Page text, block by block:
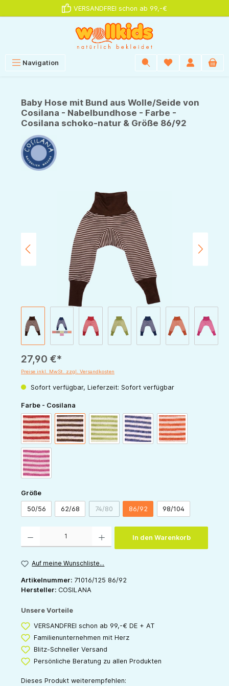
VERSANDFREI schon ab 99,-€
Navigation
Baby Hose mit Bund aus Wolle/Seide von
Cosilana - Nabelbundhose - Farbe -
Cosilana schoko-natur & Größe 86/92
Bildergalerie überspringen
27,90 €*
Preise inkl. MwSt. zzgl. Versandkosten
Sofort verfügbar, Lieferzeit: Sofort verfügbar
Farbe - Cosilana
rot-natur schoko-naturgrün-naturmarine-naturorange-natur
pink-natur
Größeauswählen
50/56 62/68 74/80(Diese Option ist zurzeit nicht verfügbar.)
86/92 98/104
In den Warenkorb
Auf meine Wunschliste...
Artikelnummer: 71016/125 86/92
Hersteller: COSILANA
Unsere Vorteile
VERSANDFREI schon ab 99,-€ DE + AT
Familienunternehmen mit Herz
Blitz-Schneller Versand
Persönliche Beratung zu allen Produkten
Dieses Produkt weiterempfehlen: